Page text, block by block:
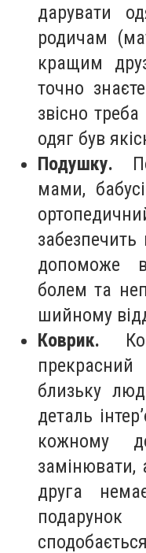
дарувати
родичам
кращим
точно
звісно
одяг був
Подушку.
мами,
допоможе
болем та
шийному
Коврик.
прекрасний
близьку
деталь
кожному
друга